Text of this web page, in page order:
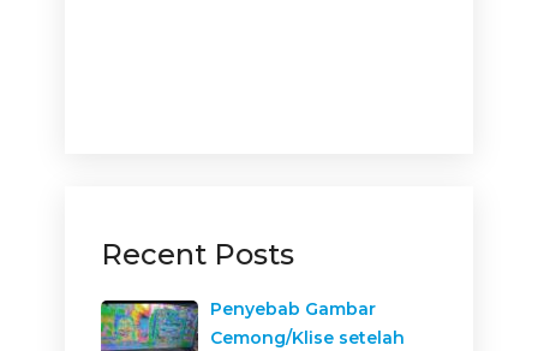
Recent Posts
Penyebab Gambar
Cemong/Klise setelah